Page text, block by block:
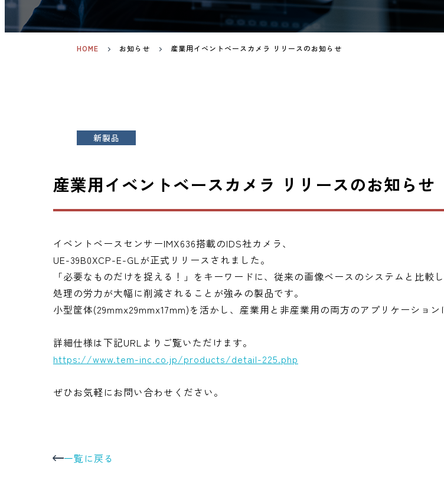
HOME お知らせ 産業用イベントベースカメラ リリースのお知らせ
新製品
産業用イベントベースカメラ リリースのお知らせ
イベントベースセンサーIMX636搭載のIDS社カメラ、
UE-39B0XCP-E-GLが正式リリースされました。
「必要なものだけを捉える！」をキーワードに、従来の画像ベースのシステムと比較
処理の労力が大幅に削減されることが強みの製品です。
小型筐体(29mmx29mmx17mm)を活かし、産業用と非産業用の両方のアプリケーション
詳細仕様は下記URLよりご覧いただけます。
https://www.tem-inc.co.jp/products/detail-225.php
ぜひお気軽にお問い合わせください。
一覧に戻る